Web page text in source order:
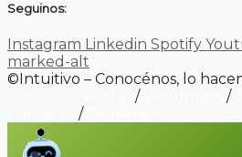
Seguinos:
Instagram Linkedin Spotify
marked-alt
©Intuitivo – Conocénos, lo
/ /
/